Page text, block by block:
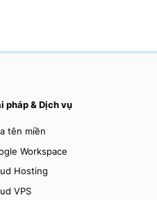
pháp & Dịch vụ
tên miền
Workspace
Hosting
VPS